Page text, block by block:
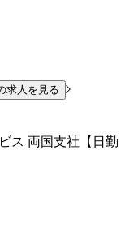
求人を見る
ス 両国支社【日勤